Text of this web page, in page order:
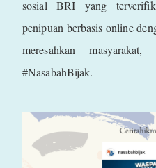
sosial BRI yang
penipuan berbasis online
meresahkan
#NasabahBijak.